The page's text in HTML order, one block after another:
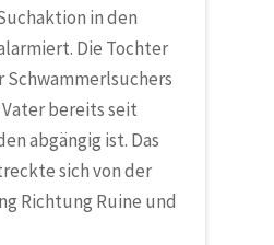
in den
Die Tochter
Schwammerlsuchers
bereits seit
abgängig ist. Das
sich von der
Richtung Ruine und